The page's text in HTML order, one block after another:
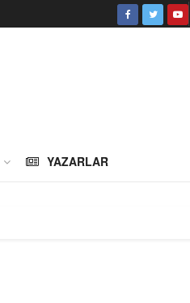
YAZARLAR